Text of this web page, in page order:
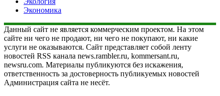
Экономика
Данный сайт не является коммерческим проектом. На этом
сайте ни чего не продают, ни чего не покупают, ни какие
услуги не оказываются. Сайт представляет собой ленту
новостей RSS канала news.rambler.ru, kommersant.ru,
newsru.com. Материалы публикуются без искажения,
ответственность за достоверность публикуемых новостей
Администрация сайта не несёт.